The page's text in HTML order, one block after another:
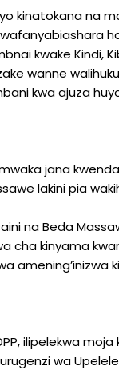
kinatokana na
kwake Kindi,
wanne
kwa ajuza
jana
lakini pia
na Beda
cha kinyama
ilipelekwa
wa